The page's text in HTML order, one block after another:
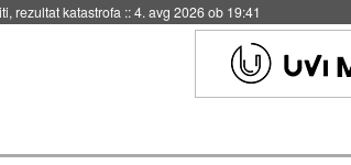
4. avg 2026 ob 19:41